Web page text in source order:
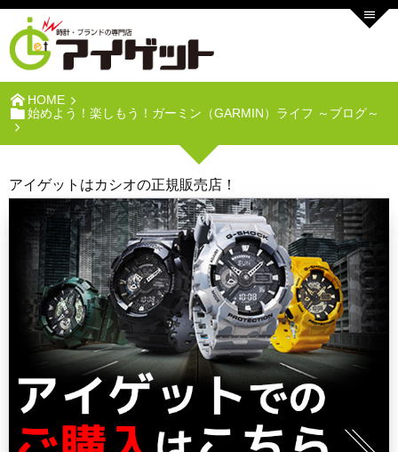
HOME
始めよう！楽しもう！ガーミン（GARMIN）ライフ ～ブログ～
アイゲットはカシオの正規販売店！